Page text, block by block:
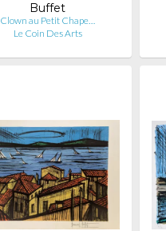
Buffet
Clown au Petit Chape…
Le Coin Des Arts